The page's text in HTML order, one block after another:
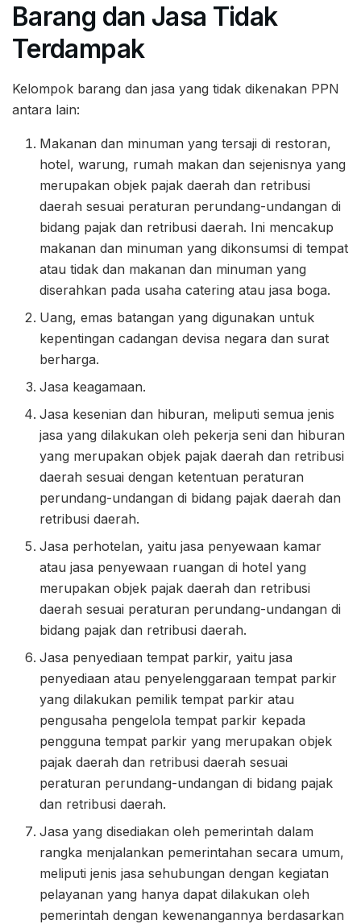
Barang dan Jasa Tidak
Terdampak
Kelompok barang dan jasa yang tidak dikenakan PPN
antara lain:
Makanan dan minuman yang tersaji di restoran,
hotel, warung, rumah makan dan sejenisnya yang
merupakan objek pajak daerah dan retribusi
daerah sesuai peraturan perundang-undangan di
bidang pajak dan retribusi daerah. Ini mencakup
makanan dan minuman yang dikonsumsi di tempat
atau tidak dan makanan dan minuman yang
diserahkan pada usaha catering atau jasa boga.
Uang, emas batangan yang digunakan untuk
kepentingan cadangan devisa negara dan surat
berharga.
Jasa keagamaan.
Jasa kesenian dan hiburan, meliputi semua jenis
jasa yang dilakukan oleh pekerja seni dan hiburan
yang merupakan objek pajak daerah dan retribusi
daerah sesuai dengan ketentuan peraturan
perundang-undangan di bidang pajak daerah dan
retribusi daerah.
Jasa perhotelan, yaitu jasa penyewaan kamar
atau jasa penyewaan ruangan di hotel yang
merupakan objek pajak daerah dan retribusi
daerah sesuai peraturan perundang-undangan di
bidang pajak dan retribusi daerah.
Jasa penyediaan tempat parkir, yaitu jasa
penyediaan atau penyelenggaraan tempat parkir
yang dilakukan pemilik tempat parkir atau
pengusaha pengelola tempat parkir kepada
pengguna tempat parkir yang merupakan objek
pajak daerah dan retribusi daerah sesuai
peraturan perundang-undangan di bidang pajak
dan retribusi daerah.
Jasa yang disediakan oleh pemerintah dalam
rangka menjalankan pemerintahan secara umum,
meliputi jenis jasa sehubungan dengan kegiatan
pelayanan yang hanya dapat dilakukan oleh
pemerintah dengan kewenangannya berdasarkan